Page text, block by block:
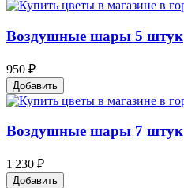
Воздушные шары 5 штук
950 ₽
Добавить
Воздушные шары 7 штук
1 230 ₽
Добавить